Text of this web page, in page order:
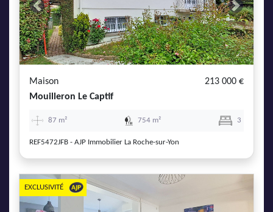
Previous Next
Maison
213 000 €
Mouilleron Le Captif
87 m² 754 m² 3
REF5472JFB - AJP Immobilier La Roche-sur-Yon
EXCLUSIVITÉ